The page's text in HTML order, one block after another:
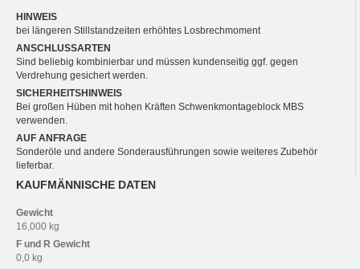
HINWEIS
bei längeren Stillstandzeiten erhöhtes Losbrechmoment
ANSCHLUSSARTEN
Sind beliebig kombinierbar und müssen kundenseitig ggf. gegen
Verdrehung gesichert werden.
SICHERHEITSHINWEIS
Bei großen Hüben mit hohen Kräften Schwenkmontageblock MBS
verwenden.
AUF ANFRAGE
Sonderöle und andere Sonderausführungen sowie weiteres Zubehör
lieferbar.
KAUFMÄNNISCHE DATEN
Gewicht
16,000 kg
F und R Gewicht
0,0 kg